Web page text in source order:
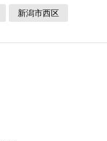
新潟市西区